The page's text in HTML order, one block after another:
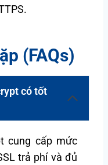
(FAQs)
có tốt
cung cấp mức
trả phí và đủ